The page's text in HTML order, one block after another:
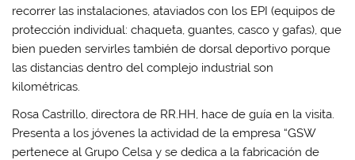
recorrer las instalaciones, ataviados con los EPI (equipos de
protección individual: chaqueta, guantes, casco y gafas), que
bien pueden servirles también de dorsal deportivo porque
las distancias dentro del complejo industrial son
kilométricas.
Rosa Castrillo, directora de RR.HH, hace de guía en la visita.
Presenta a los jóvenes la actividad de la empresa “GSW
pertenece al Grupo Celsa y se dedica a la fabricación de